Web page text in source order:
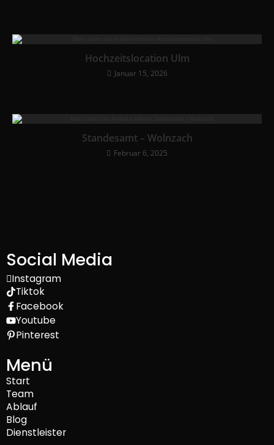
Hochzeitslocation Ulm
Januar 15, 2026
Standesamt – Wolnzach
Februar 6, 2025
Social Media
Instagram
Tiktok
Facebook
Youtube
Pinterest
Menü
Start
Team
Ablauf
Blog
Dienstleister